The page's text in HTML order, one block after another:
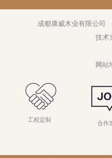
成都康威木业有限公司
技术
网站
工程定制 合作